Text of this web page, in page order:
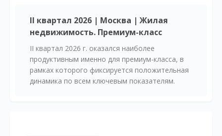
II квартал 2026 | Москва | Жилая
недвижимость. Премиум-класс
II квартал 2026 г. оказался наиболее
продуктивным именно для премиум-класса, в
рамках которого фиксируется положительная
динамика по всем ключевым показателям.